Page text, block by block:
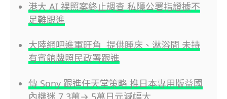
港大 AI 裸照案終止調查 私隱公署指證據不
足難跟進
大陸網吧進軍旺角 提供睡床、淋浴間 未持
有賓館牌照民政署跟進
傳 Sony 跟進任天堂策略 推日本專用版益國
內機迷 7.3萬→ 5萬日元減幅大